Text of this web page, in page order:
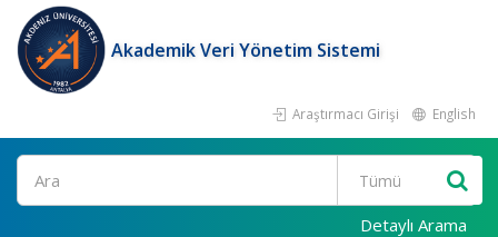
Akademik Veri Yönetim Sistemi
Araştırmacı Girişi English
Ara
Detaylı Arama